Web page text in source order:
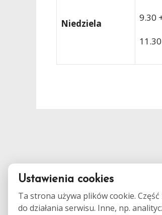
Niedziela
9.30
Ustawienia cookies
Ta strona używa plików cookie.
do działania serwisu. Inne, np.